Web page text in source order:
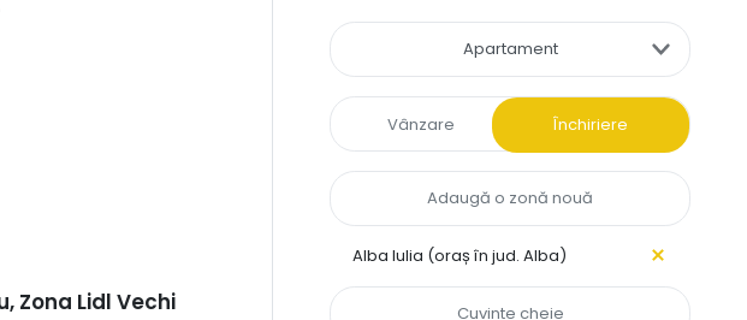
Zona Lidl Vechi
Apartament
Vânzare Închiriere
Alba Iulia (oraș în jud. Alba)